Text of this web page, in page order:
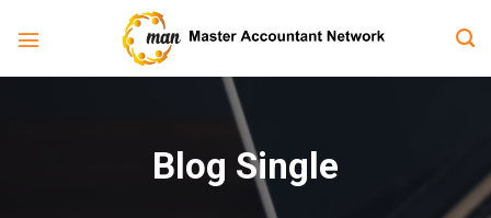
qua
Blog Single